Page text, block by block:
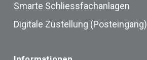
Smarte Schliessfachanlagen
Digitale Zustellung (Posteingang)